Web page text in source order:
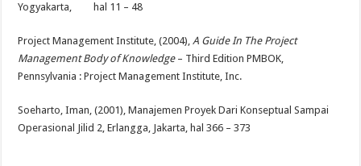
Yogyakarta, hal 11 – 48
Project Management Institute, (2004),A Guide In The Project
Management Body of Knowledge– Third Edition PMBOK,
Pennsylvania : Project Management Institute, Inc.
Soeharto, Iman, (2001), Manajemen Proyek Dari Konseptual Sampai
Operasional Jilid 2, Erlangga, Jakarta, hal 366 – 373